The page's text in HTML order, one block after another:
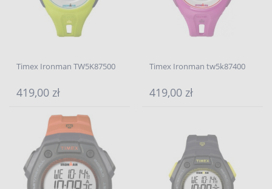
Timex Ironman TW5K87500
419,00 zł
Timex Ironman tw5k87400
419,00 zł